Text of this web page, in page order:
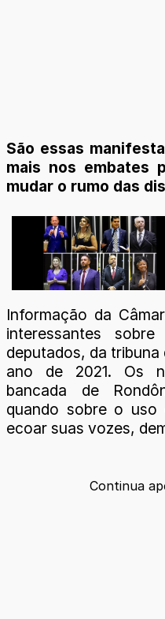
São essas
mais nos embates
mudar o rumo das
Informação da
interessantes
deputados, da tribuna
ano de 2021. Os
bancada de
quando sobre o
ecoar suas vozes,
Continua